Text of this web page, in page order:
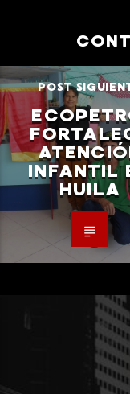
POST
INFANTIL
HUILA